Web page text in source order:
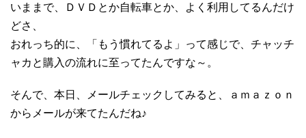
いままで、ＤＶＤとか自転車とか、よく利用してるんだけ
どさ、
おれっち的に、「もう慣れてるよ」って感じで、チャッチ
ャカと購入の流れに至ってたんですな～。
そんで、本日、メールチェックしてみると、ａｍａｚｏｎ
からメールが来てたんだね♪